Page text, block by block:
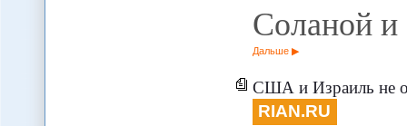
Соланой
Дальше
США и Израиль не
RIAN.RU